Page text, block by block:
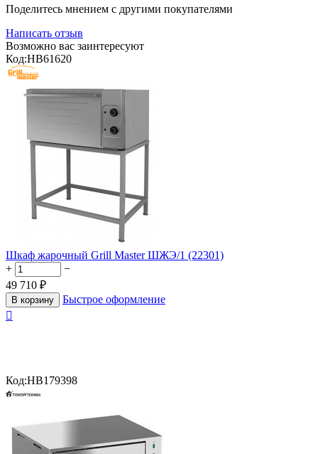
Поделитесь мнением с другими покупателями
Написать отзыв
Возможно вас заинтересуют
Код:HB61620
Шкаф жарочный Grill Master ШЖЭ/1 (22301)
+
−
49 710 ₽
В корзину
Быстрое оформление

Код:HB179398